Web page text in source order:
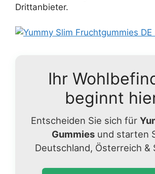
Drittanbieter.
Ihr
beginnt
Entscheiden Sie sich für
Gummies und starten
Deutschland, Österreich &